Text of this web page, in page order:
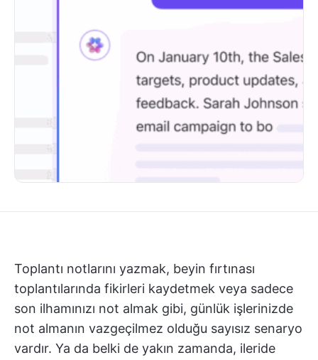
Toplantı notlarını yazmak, beyin fırtınası
toplantılarında fikirleri kaydetmek veya sadece
son ilhamınızı not almak gibi, günlük işlerinizde
not almanın vazgeçilmez olduğu sayısız senaryo
vardır. Ya da belki de yakın zamanda, ileride